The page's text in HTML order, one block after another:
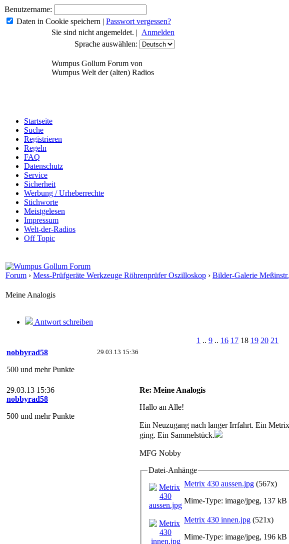
Benutzername:
Daten in Cookie speichern | Passwort vergessen?
Sie sind nicht angemeldet. | Anmelden
Sprache auswählen:
Wumpus Gollum Forum von
Wumpus Welt der (alten) Radios
Startseite
Suche
Registrieren
Regeln
FAQ
Datenschutz
Service
Sicherheit
Werbung / Urheberrechte
Stichworte
Meistgelesen
Impressum
Welt-der-Radios
Off Topic
Forum › Mess-Prüfgeräte Werkzeuge Röhrenprüfer Oszilloskop › Bilder-Galerie
Meine Analogis
Antwort schreiben
1 .. 9 .. 16 17 18 19 20 21
29.03.13 15:36
nobbyrad58
500 und mehr Punkte
29.03.13 15:36
nobbyrad58
500 und mehr Punkte
Re: Meine Analogis
Hallo an Alle!
Ein Neuzugang nach langer Irrfahrt. Ein
ging. Ein Sammelstück.
MFG Nobby
Datei-Anhänge
Metrix 430 aussen.jpg (567x)
Mime-Type: image/jpeg, 137 kB
Metrix 430 innen.jpg (521x)
Mime-Type: image/jpeg, 196 kB